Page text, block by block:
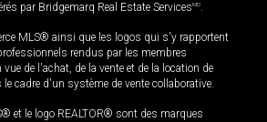
par Bridgemarq Real Estate ServicesMD.
MLS® ainsi que les logos qui s'y rapportent
rendus par les membres
vue de l'achat, de la vente et de la location de
cadre d'un système de vente collaborative.
et le logo REALTOR® sont des marques